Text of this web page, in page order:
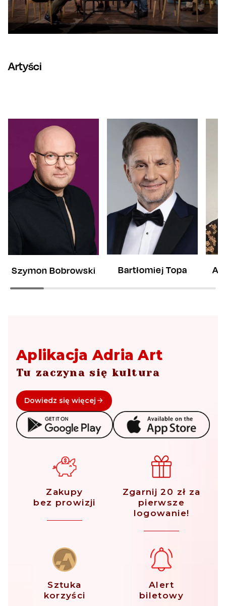
Artyści
Szymon Bobrowski Bartłomiej Topa
Aplikacja Adria Art
Tu zaczyna się kultura
Dowiedz się więcej
Zakupy
bez prowizji
Zgarnij 20 zł za
pierwsze
logowanie!
Sztuka
korzyści
Alert
biletowy